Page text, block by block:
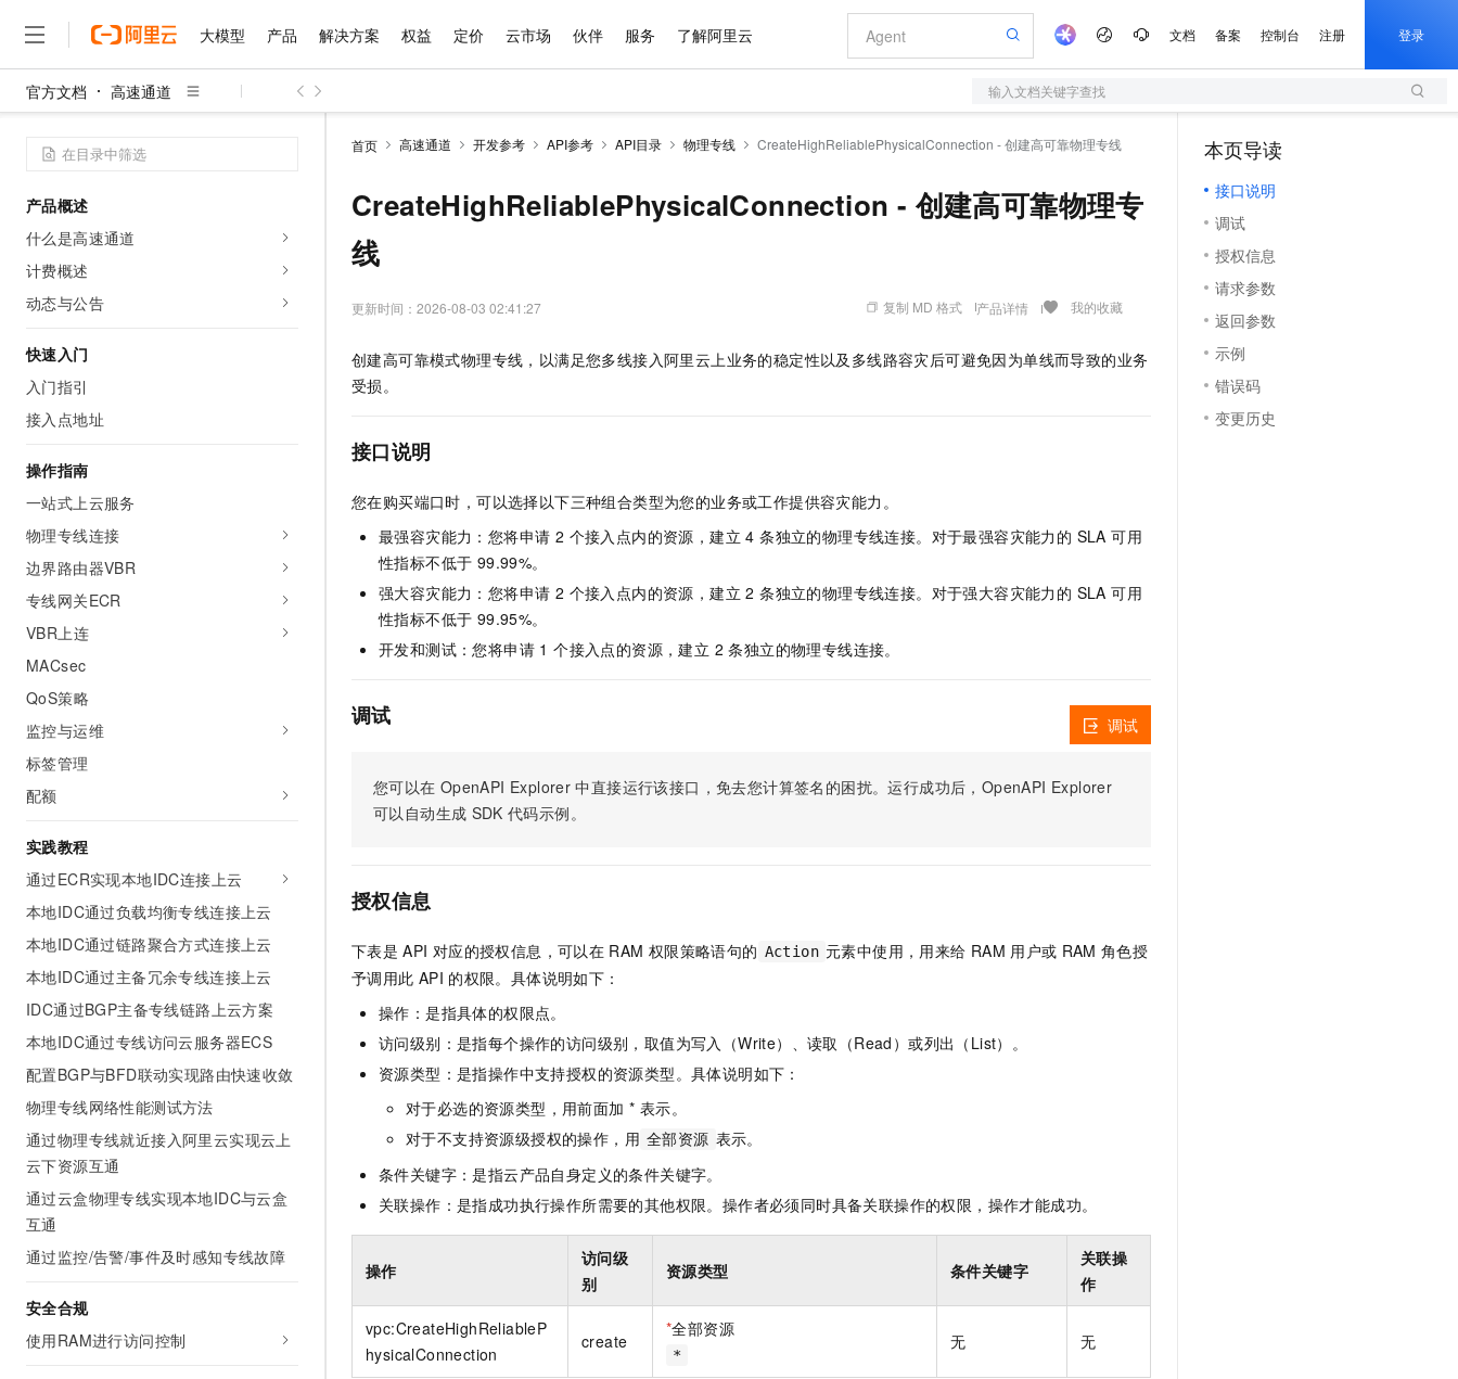
大模型 产品 解决方案 权益 定价 云市场 伙伴 服务 了解阿里云 文档 备案 控制台 注册 登录
官方文档 高速通道 输入文档关键字查找
产品概述
什么是高速通道
计费概述
动态与公告
快速入门
入门指引
接入点地址
操作指南
一站式上云服务
物理专线连接
边界路由器VBR
专线网关ECR
VBR上连
MACsec
QoS策略
监控与运维
标签管理
配额
实践教程
通过ECR实现本地IDC连接上云
本地IDC通过负载均衡专线连接上云
本地IDC通过链路聚合方式连接上云
本地IDC通过主备冗余专线连接上云
IDC通过BGP主备专线链路上云方案
本地IDC通过专线访问云服务器ECS
配置BGP与BFD联动实现路由快速收敛
物理专线网络性能测试方法
通过物理专线就近接入阿里云实现云上
云下资源互通
通过云盒物理专线实现本地IDC与云盒
互通
通过监控/告警/事件及时感知专线故障
安全合规
使用RAM进行访问控制
首页 高速通道 开发参考 API参考 API目录 物理专线 CreateHighReliablePhysicalConnection - 创建高可靠物理专线
CreateHighReliablePhysicalConnection - 创建高可靠物理专
线
更新时间： 2026-08-03 02:41:27 复制 MD 格式 产品详情 我的收藏
创建高可靠模式物理专线，以满足您多线接入阿里云上业务的稳定性以及多线路容灾后可避免因为单线而导致的业务
受损。
接口说明
您在购买端口时，可以选择以下三种组合类型为您的业务或工作提供容灾能力。
最强容灾能力：您将申请 2 个接入点内的资源，建立 4 条独立的物理专线连接。对于最强容灾能力的 SLA 可用
性指标不低于 99.99%。
强大容灾能力：您将申请 2 个接入点内的资源，建立 2 条独立的物理专线连接。对于强大容灾能力的 SLA 可用
性指标不低于 99.95%。
开发和测试：您将申请 1 个接入点的资源，建立 2 条独立的物理专线连接。
调试
您可以在 OpenAPI Explorer 中直接运行该接口，免去您计算签名的困扰。运行成功后，OpenAPI Explorer
可以自动生成 SDK 代码示例。
调试
授权信息
下表是 API 对应的授权信息，可以在 RAM 权限策略语句的 Action 元素中使用，用来给 RAM 用户或 RAM 角色授
予调用此 API 的权限。具体说明如下：
操作：是指具体的权限点。
访问级别：是指每个操作的访问级别，取值为写入（Write）、读取（Read）或列出（List）。
资源类型：是指操作中支持授权的资源类型。具体说明如下：
对于必选的资源类型，用前面加 * 表示。
对于不支持资源级授权的操作，用 全部资源 表示。
条件关键字：是指云产品自身定义的条件关键字。
关联操作：是指成功执行操作所需要的其他权限。操作者必须同时具备关联操作的权限，操作才能成功。
操作
访问级
别
资源类型 条件关键字
关联操
作
vpc:CreateHighReliableP
hysicalConnection
create
*全部资源
*
无 无
本页导读
接口说明
调试
授权信息
请求参数
返回参数
示例
错误码
变更历史
大模型
千问AI平台 大模型服务平台百炼
大模型
智能体时代全能旗舰模型
视觉 Coding、空间感知、多模态思考等全面升级
Kimi 最新旗舰模型，长程编程与推理利器
1M上下文，专为长程任务能力而生
让文字生成流畅细腻的高质量视频
语音识别与合成
Qwen3-TTS-Flash
大模型服务
千问AI平台-Token Plan NEW
个人版上线、团队版降价；千问3.8-Max首发发尝鲜
在线体验全尺寸、多种模态的模型效果
新一代 AI 视频生成模型，深度适配广告营销等场景
AI 应用构建
丰富多元化的应用模版和解决方案
AI Native 的算法工程平台，一站式完成建模、训练、推理服务部署
大模型原生应用
面向真实软件的智能体编程平台
企业级人与Agent协作平台，接入和调度多个数字员工
云端极速 AI 应用创作平台
快速部署 Dify，高效搭建 AI 应用
10 分钟在聊天系统中增加一个 AI 助手
用1%尺寸在特定领域达到大模型90%以上效果
即刻拥有 DeepSeek-R1 满血版
产品
精选产品
容器
存储
网络与CDN
安全
数据库
大数据计算
媒体服务
企业服务与云通信
域名与网站
开发工具
迁移与运维管理
精选产品
千问大模型
多元化、高性能、安全可靠的大模型服务
无影云电脑
云解析DNS
面向分析的企业级SaaS模式云数据仓库
Qoder CN
安全可靠、弹性可伸缩的云计算服务
Qoder
云原生数据库 PolarDB
轻量应用服务器
数字证书管理服务（原SSL证书）
实现全站HTTPS，呈现可信的WEB访问
短信服务
大数据开发治理平台 DataWorks
解决方案
精选解决方案
大数据
现代化应用
安全
网络
可观测
上云与迁云
企业出海
精选解决方案
GLM-5.2：长任务时代开源旗舰模型
Hermes Agent，打造自进化智能体
快速拥有专属 OpenClaw Claude Code + GStack 打造工程团队
输入一句话想法, 轻松生成专业的 PPT
高效搭建 AI 智能体与工作流应用
低代码高效构建企业门户网站
Agency Agents：拥有专属领域专家
HappyHorse 打造一站式影视创作平台
漫剧工坊：一站式动画创作平台
快速生产连贯的高质量长漫剧
10 分钟搭建微信、支付宝小程序
高效部署网站，快速应用到小程序
权益 普惠上云
官方推荐返现计划
推荐新用户得奖励，单订单最高返9万
云工开物
免费试用
最高领取价值200元试用点，立即开启云上创新
AI 产品 免费试用
1亿+ 大模型 tokens 和 30+ 款产品免费体验
140+云产品 免费试用
产品新客免费试用，最长12个月
大模型ACA认证体验
助力企业全员 AI 认知与能力提升
AI 特惠
千问办公，限时限量积分加倍 NEW
Night Plan 支持 Qwen 3.8-Max NEW
夜间 5 折，Qwen/Meoo/TokenPlan 客户专享
AI 场景体验
智能编程，一键开启高性价比 AI 编程新体验
AI 广告创作
AI 建站
AI 办公
AI智能应用，一键激活高效办公新体验
自动承接线索、识别商机，让客服更高效、服务更出色。
AI 活动
AI 生产力先锋
先锋实践拓展 AI 生产力的边界
飞天发布时刻
所见，即是所愿
AI 实训营
从基础到进阶，Agent 创客手把手教你
创新加速
定价 产品定价
了解云产品的定价详情
云上成本管理
管理和优化成本
价格计算器
自助选配和估算价格
价格优势
配置报价器
一站式生成采购清单，支持单品或批量购买
阿里云 OPC 创新助力计划
Token 补贴，五大权
益加速 OPC 成功
云市场 精选商城
多端小程序
Salesforce 国际版订阅
Tuya 物联网平台阿里云版
电子合同
AI空中课堂在线直播课堂（旗舰版）
生态解决方案
开发者生态解决方案
数据与 API
手机三要素
发票查验
企业应用
ERP
CRM
财税管理
基础软件
宝塔 Linux
全能环境
定制小程序
专业服务
公司注册
上云迁移
代维服务
伙伴 成为销售伙伴
咨询伙伴
销售伙伴合作计划
无影生态合作计划
Salesforce On Alibaba Cloud
Consulting Partner 合作计划
成为产品伙伴
产品生态伙伴
产品伙伴合作计划
弹性计算合作计划
Salesforce On Alibaba Cloud ISV 合作
服务伙伴合作计划
Al MaaS 服务伙伴赋能合作
伙伴信用分合作计划
更多支持
合作伙伴培训与认证
查询合作伙伴
登录合作伙伴管理后台
服务 售前咨询
自助服务
在线服务
工单服务
短信专区
企业增值服务
专家技术服务
服务实践
阿里云认证
全部认证
信息公告
官网公告
开发者社区
镜像站
我要反馈
我要建议
我要投诉
了解阿里云 为什么选择阿里云
技术领先
稳定可靠
研究报告与白皮书
云开发大赛
入门学习赛
最佳实践
云上奥运之旅
金融模力时刻
市场活动
阿里云中企出海大会
科研合作
加入我们
校园招聘